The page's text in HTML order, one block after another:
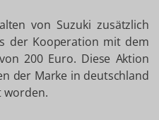
von Suzuki zusätzlich
der Kooperation mit dem
200 Euro. Diese Aktion
der Marke in deutschland
worden.